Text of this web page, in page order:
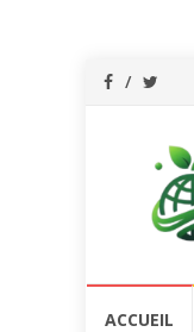
ACCUEIL